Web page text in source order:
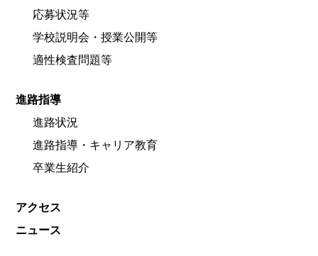
応募状況等
学校説明会・授業公開等
適性検査問題等
進路指導
進路状況
進路指導・キャリア教育
卒業生紹介
アクセス
ニュース